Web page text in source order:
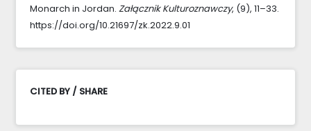
Monarch in Jordan. Załącznik Kulturoznawczy, (9), 11–33.
https://doi.org/10.21697/zk.2022.9.01
CITED BY / SHARE